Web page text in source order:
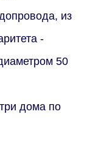
из
-
50
дома по